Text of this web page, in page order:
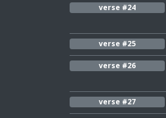
verse #24
verse #25
verse #26
verse #27